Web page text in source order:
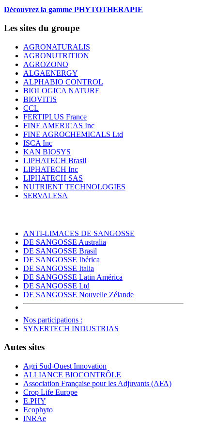
Découvrez la gamme PHYTOTHERAPIE
Les sites du groupe
AGRONATURALIS
AGRONUTRITION
AGROZONO
ALGAENERGY
ALPHABIO CONTROL
BIOLOGICA NATURE
BIOVITIS
CCL
FERTIPLUS France
FINE AMERICAS Inc
FINE AGROCHEMICALS Ltd
ISCA Inc
KAN BIOSYS
LIPHATECH Brasil
LIPHATECH Inc
LIPHATECH SAS
NUTRIENT TECHNOLOGIES
SERVALESA
ANTI-LIMACES DE SANGOSSE
DE SANGOSSE Australia
DE SANGOSSE Brasil
DE SANGOSSE Ibérica
DE SANGOSSE Italia
DE SANGOSSE Latin América
DE SANGOSSE Ltd
DE SANGOSSE Nouvelle Zélande
Nos participations :
SYNERTECH INDUSTRIAS
Autes sites
Agri Sud-Ouest Innovation
ALLIANCE BIOCONTRÔLE
Association Française pour les Adjuvants (AFA)
Crop Life Europe
E.PHY
Ecophyto
INRAe